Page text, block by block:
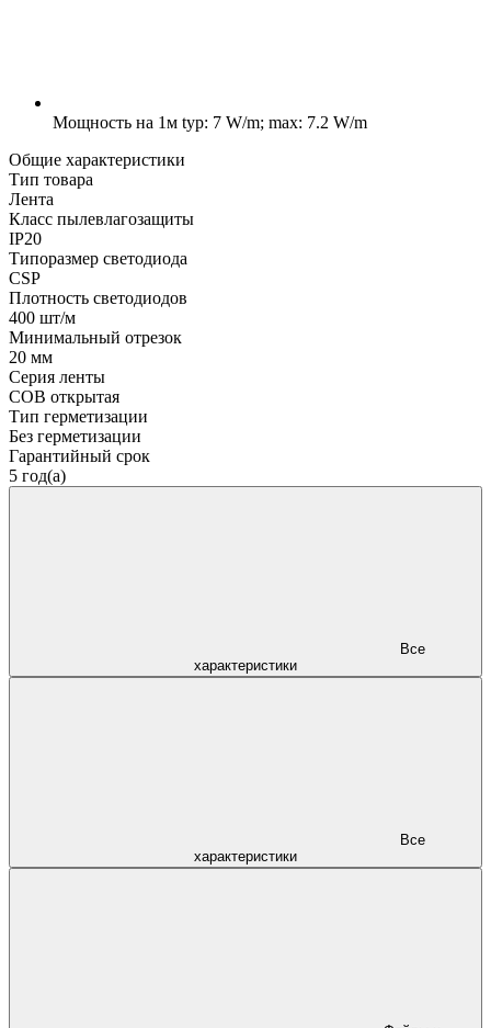
Мощность на 1м typ: 7 W/m; max: 7.2 W/m
Общие характеристики
Тип товара
Лента
Класс пылевлагозащиты
IP20
Типоразмер светодиода
CSP
Плотность светодиодов
400 шт/м
Минимальный отрезок
20 мм
Серия ленты
COB открытая
Тип герметизации
Без герметизации
Гарантийный срок
5 год(а)
характеристики
характеристики